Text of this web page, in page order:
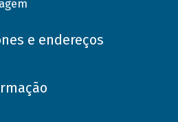
e endereços